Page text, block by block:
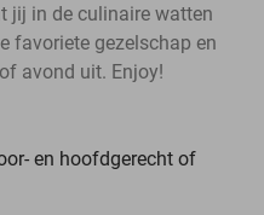
jij in de culinaire watten
favoriete gezelschap en
avond uit. Enjoy!
en hoofdgerecht of